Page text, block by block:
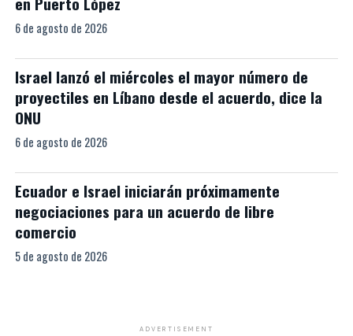
6 de agosto de 2026
Israel lanzó el miércoles el mayor número de
proyectiles en Líbano desde el acuerdo, dice la
ONU
6 de agosto de 2026
Ecuador e Israel iniciarán próximamente
negociaciones para un acuerdo de libre
comercio
5 de agosto de 2026